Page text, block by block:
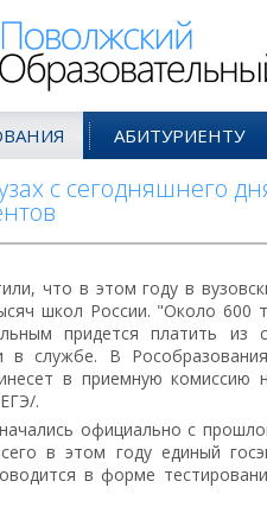
АБИТУРИЕНТУ
с сегодняшнего
что в этом году в
школ России. "Около 600
придется платить из
в службе. В
в приемную комиссию
.
официально с
в этом году единый
в форме